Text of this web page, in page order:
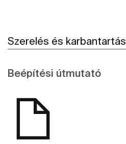
Szerelés és karbantartás
Beépítési útmutató